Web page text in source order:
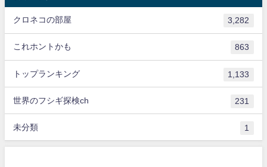
クロネコの部屋 3,282
これホントかも 863
トップランキング 1,133
世界のフシギ探検ch 231
未分類 1